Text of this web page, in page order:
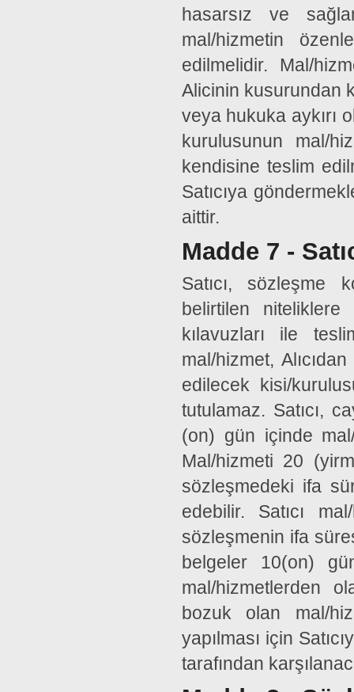
hasarsız ve
mal/hizmetin
edilmelidir. Mal/
Alicinin kusurundan
veya hukuka aykırı
kurulusunun mal/
kendisine teslim
Satıcıya
aittir.
Madde 7 -
Satıcı, sözleşme
belirtilen
kılavuzları ile
mal/hizmet,
edilecek kisi/
tutulamaz. Satıcı,
(on) gün içinde
Mal/hizmeti 20
sözleşmedeki ifa
edebilir. Satıcı
sözleşmenin ifa
belgeler 10(on)
mal/hizmetlerden
bozuk olan mal/
yapılması için
tarafından